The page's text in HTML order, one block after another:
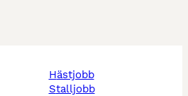
hästjobb
stalljobb